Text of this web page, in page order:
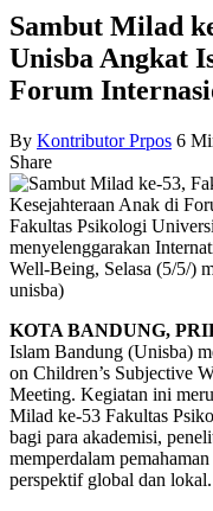
Sambut Milad
Unisba Angkat
Forum
By Kontributor Prpos 6
Share
Fakultas Psikologi
menyelenggarakan
Well-Being, Selasa (5/5/)
unisba)
KOTA BANDUNG,
Islam Bandung (Unisba)
on Children’s Subjective
Meeting. Kegiatan ini
Milad ke-53 Fakultas
bagi para akademisi,
memperdalam
perspektif global dan lokal.